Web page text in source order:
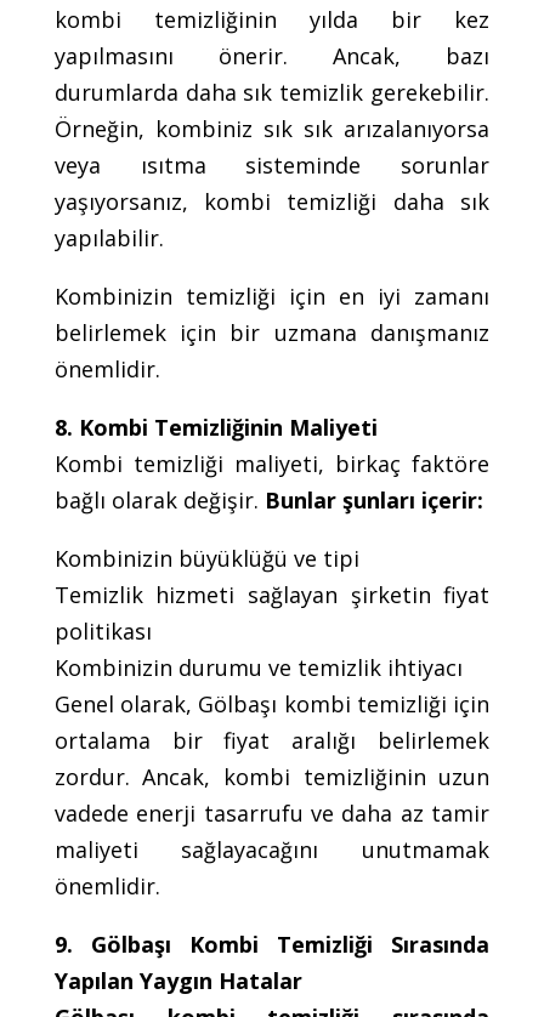
kombi temizliğinin yılda bir kez
yapılmasını önerir. Ancak, bazı
durumlarda daha sık temizlik gerekebilir.
Örneğin, kombiniz sık sık arızalanıyorsa
veya ısıtma sisteminde sorunlar
yaşıyorsanız, kombi temizliği daha sık
yapılabilir.
Kombinizin temizliği için en iyi zamanı
belirlemek için bir uzmana danışmanız
önemlidir.
8. Kombi Temizliğinin Maliyeti
Kombi temizliği maliyeti, birkaç faktöre
bağlı olarak değişir. Bunlar şunları içerir:
Kombinizin büyüklüğü ve tipi
Temizlik hizmeti sağlayan şirketin fiyat
politikası
Kombinizin durumu ve temizlik ihtiyacı
Genel olarak, Gölbaşı kombi temizliği için
ortalama bir fiyat aralığı belirlemek
zordur. Ancak, kombi temizliğinin uzun
vadede enerji tasarrufu ve daha az tamir
maliyeti sağlayacağını unutmamak
önemlidir.
9. Gölbaşı Kombi Temizliği Sırasında
Yapılan Yaygın Hatalar